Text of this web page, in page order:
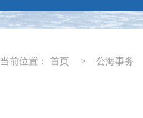
当前位置： 首页 > 公海事务